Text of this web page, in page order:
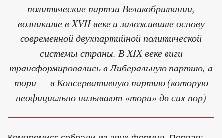
политические партии Великобритании,
возникшие в XVII веке и заложившие основу
современной двухпартийной политической
системы страны. В XIX веке виги
трансформировались в Либеральную партию, а
тори — в Консервативную партию (которую
неофициально называют «тори» до сих пор)